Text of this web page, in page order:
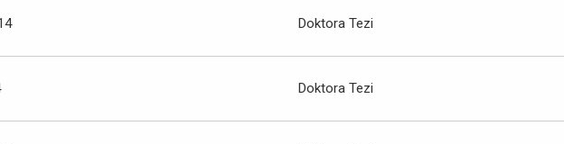
Doktora Tezi
Doktora Tezi